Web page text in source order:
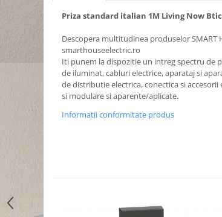
Priza standard italian 1M Living Now
Descopera multitudinea produselor SMART
smarthouseelectric.ro
Iti punem la dispozitie un intreg spectru de
de iluminat, cabluri electrice, aparataj si
de distributie electrica, conectica si
si modulare si aparente/aplicate.
Informatii conformitate produs